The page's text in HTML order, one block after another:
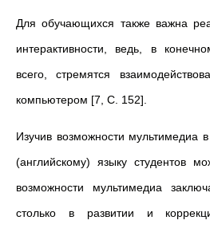
Для обучающихся также важна
интерактивности, ведь, в
всего, стремятся
компьютером [7, С. 152].
Изучив возможности мультимедиа
(английскому) языку студентов
возможности мультимедиа
столько в развитии и